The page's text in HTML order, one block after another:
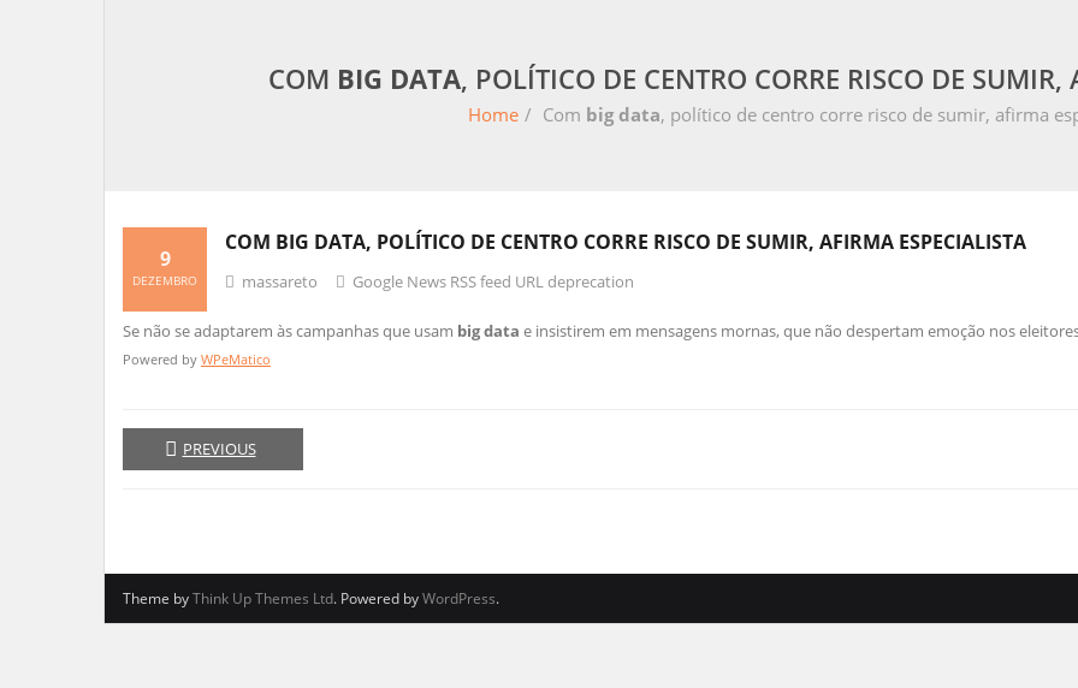
COM BIG DATA, POLÍTICO DE CENTRO CORRE RISCO DE SUMIR,
Home / Com big data, político de centro corre risco de sumir, afirma
COM BIG DATA, POLÍTICO DE CENTRO CORRE RISCO DE SUMIR, AFIRMA ESPECIALISTA
9
DEZEMBRO massareto Google News RSS feed URL deprecation
Se não se adaptarem às campanhas que usam big data e insistirem em mensagens mornas, que não despertam emoção nos
Powered by WPeMatico
PREVIOUS
Theme byThink Up Themes Ltd. Powered byWordPress.